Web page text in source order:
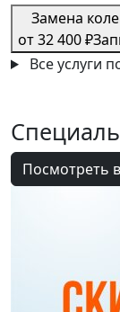
Замена
от 32 400 ₽
Все услуги
Посмотреть